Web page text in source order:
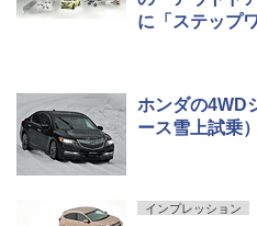
に「ステップ
ホンダの4WD
ース雪上試乗）
インプレッション